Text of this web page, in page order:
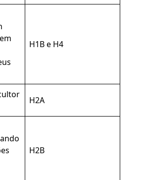
H1B e H4
H2A
H2B